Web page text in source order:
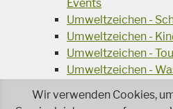
Events
Umweltzeichen -
Umweltzeichen -
Umweltzeichen -
Umweltzeichen -
Wiederverwendung
Wir verwenden Cookies,